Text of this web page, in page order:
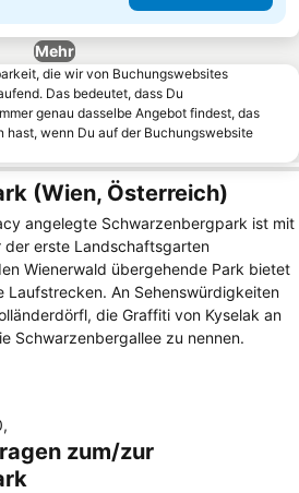
Mehr
die wir von Buchungswebsites
Das bedeutet, dass Du
genau dasselbe Angebot findest, das
hast, wenn Du auf der Buchungswebsite
(Wien, Österreich)
angelegte Schwarzenbergpark ist mit
der erste Landschaftsgarten
Wienerwald übergehende Park bietet
Laufstrecken. An Sehenswürdigkeiten
die Graffiti von Kyselak an
Schwarzenbergallee zu nennen.
,
zum/zur